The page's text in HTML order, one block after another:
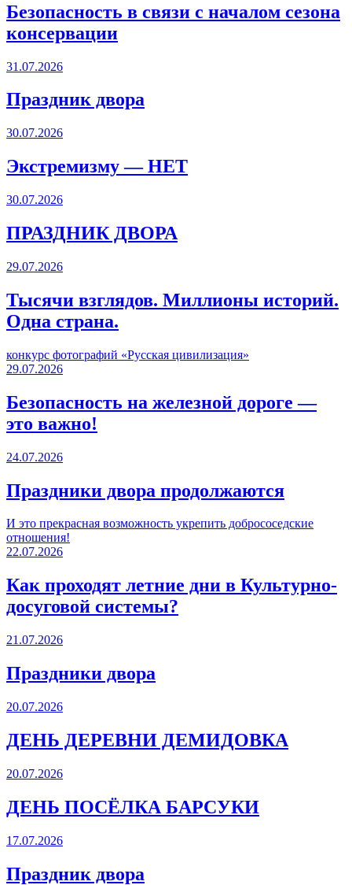
Безопасность в связи с началом сезона
консервации
31.07.2026
Праздник двора
30.07.2026
Экстремизму — НЕТ
30.07.2026
ПРАЗДНИК ДВОРА️
29.07.2026
Тысячи взглядов. Миллионы историй.
Одна страна.
конкурс фотографий «Русская цивилизация»
29.07.2026
Безопасность на железной дороге —
это важно!
24.07.2026
Праздники двора продолжаются
И это прекрасная возможность укрепить добрососедские
отношения!
22.07.2026
Как проходят летние дни в Культурно-
досуговой системы?
21.07.2026
Праздники двора
20.07.2026
ДЕНЬ ДЕРЕВНИ ДЕМИДОВКА
20.07.2026
ДЕНЬ ПОСЁЛКА БАРСУКИ
17.07.2026
Праздник двора